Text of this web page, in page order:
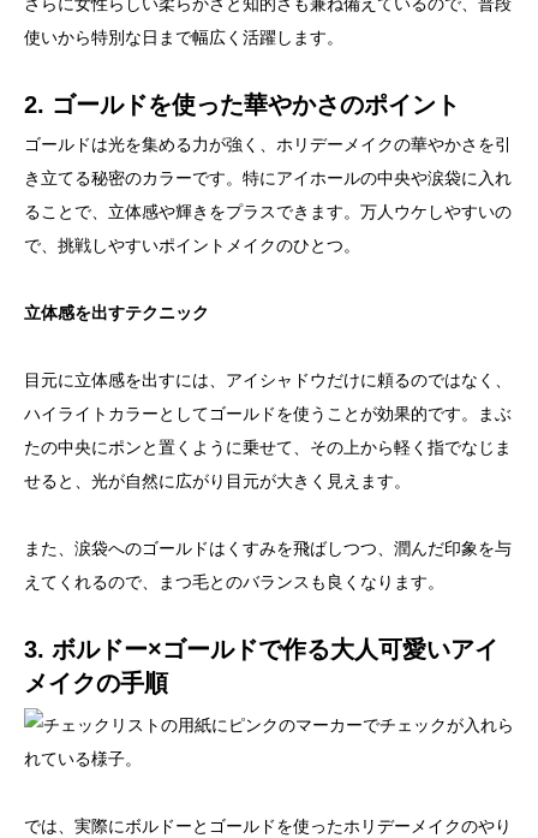
使いから特別な日まで幅広く活躍します。
2. ゴールドを使った華やかさのポイント
ゴールドは光を集める力が強く、ホリデーメイクの華やかさを引
き立てる秘密のカラーです。特にアイホールの中央や涙袋に入れ
ることで、立体感や輝きをプラスできます。万人ウケしやすいの
で、挑戦しやすいポイントメイクのひとつ。
立体感を出すテクニック
目元に立体感を出すには、アイシャドウだけに頼るのではなく、
ハイライトカラーとしてゴールドを使うことが効果的です。まぶ
たの中央にポンと置くように乗せて、その上から軽く指でなじま
せると、光が自然に広がり目元が大きく見えます。
また、涙袋へのゴールドはくすみを飛ばしつつ、潤んだ印象を与
えてくれるので、まつ毛とのバランスも良くなります。
3. ボルドー×ゴールドで作る大人可愛いアイ
メイクの手順
では、実際にボルドーとゴールドを使ったホリデーメイクのやり